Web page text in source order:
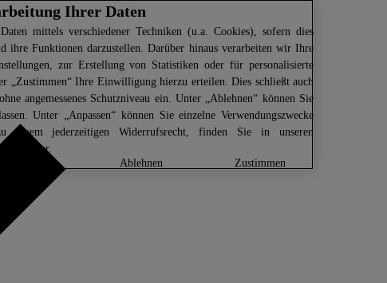
Ihrer Daten
mittels verschiedener Techniken (u.a. Cookies), sofern dies
ihre Funktionen darzustellen. Darüber hinaus verarbeiten wir Ihre
zur Erstellung von Statistiken oder für personalisierte
„Zustimmen“ Ihre Einwilligung hierzu erteilen. Dies schließt auch
angemessenes Schutzniveau ein. Unter „Ablehnen“ können Sie
Unter „Anpassen“ können Sie einzelne Verwendungszwecke
Ihrem jederzeitigen Widerrufsrecht, finden Sie in unseren
Sie
hier.
ablehnen
zustimmen